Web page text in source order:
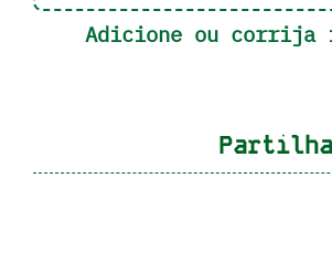
Adicione ou corrija